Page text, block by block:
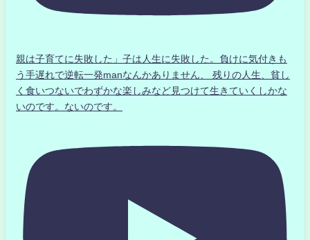
親は子育てに失敗した」子は人生に失敗した。負けに気付きも
う手遅れで逆転一発manなんかありません、 残りの人生、貧し
く食いつないでわずかな楽しみなど見つけて生きていくしかな
いのです。ないのです。